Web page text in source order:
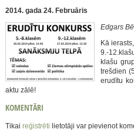
2014. gada 24. Februāris
Edgars
Kā
9.-
klašu
trešdien
erudītu
aktu zālē!
KOMENTĀRI
Tikai reģistrēti lietotāji var pievienot